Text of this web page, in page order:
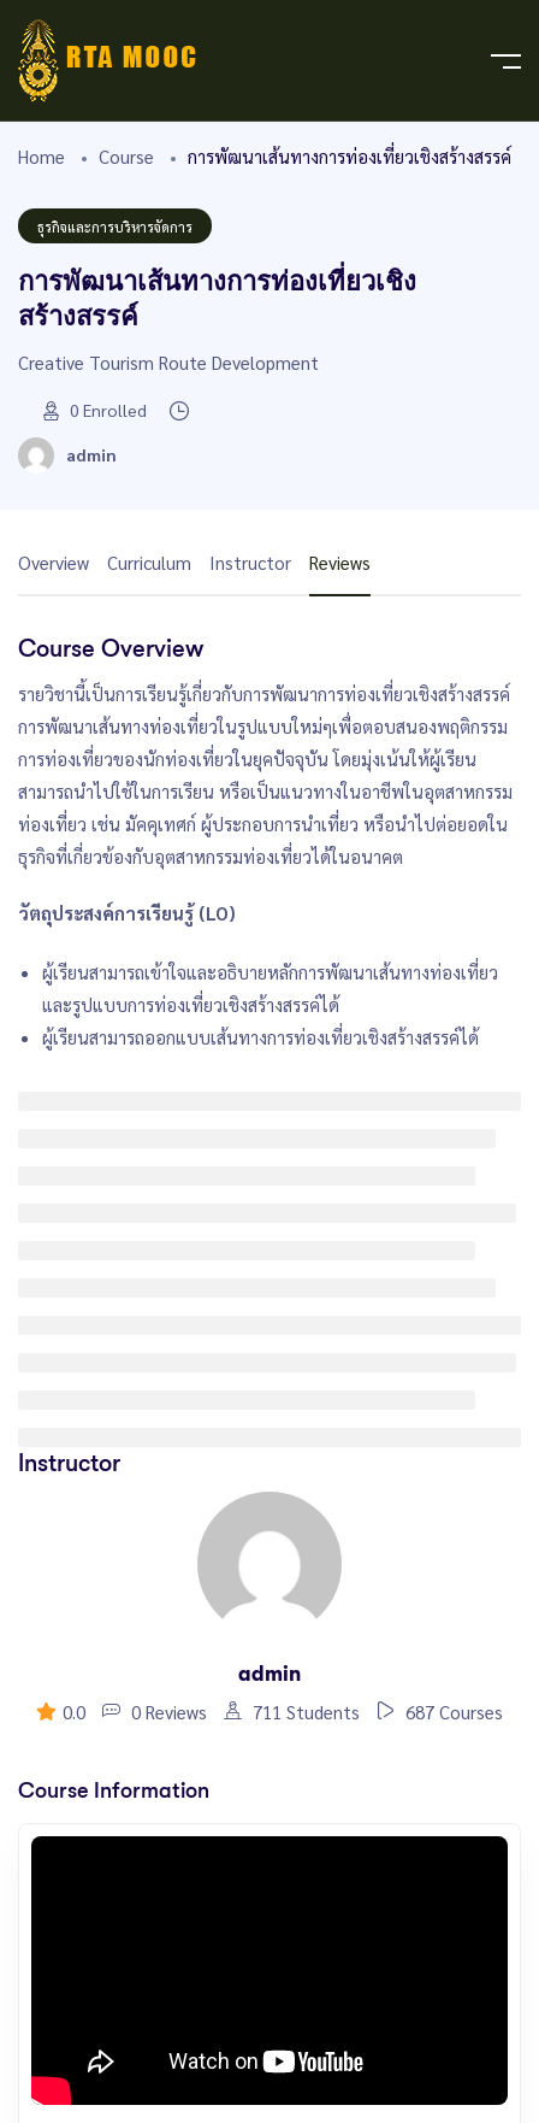
Home Course การพัฒนาเส้นทางการท่องเที่ยวเชิงสร้างสรรค์
ธุรกิจและการบริหารจัดการ
การพัฒนาเส้นทางการท่องเที่ยวเชิง
สร้างสรรค์
Creative Tourism Route Development
0 Enrolled
admin
Overview Curriculum Instructor Reviews
Course Overview
รายวิชานี้เป็นการเรียนรู้เกี่ยวกับการพัฒนาการท่องเที่ยวเชิงสร้างสรรค์
การพัฒนาเส้นทางท่องเที่ยวในรูปแบบใหม่ๆเพื่อตอบสนองพฤติกรรม
การท่องเที่ยวของนักท่องเที่ยวในยุคปัจจุบัน โดยมุ่งเน้นให้ผู้เรียน
สามารถนำไปใช้ในการเรียน หรือเป็นแนวทางในอาชีพในอุตสาหกรรม
ท่องเที่ยว เช่น มัคคุเทศก์ ผู้ประกอบการนำเที่ยว หรือนำไปต่อยอดใน
ธุรกิจที่เกี่ยวข้องกับอุตสาหกรรมท่องเที่ยวได้ในอนาคต
วัตถุประสงค์การเรียนรู้ (LO)
ผู้เรียนสามารถเข้าใจและอธิบายหลักการพัฒนาเส้นทางท่องเที่ยว
และรูปแบบการท่องเที่ยวเชิงสร้างสรรค์ได้
ผู้เรียนสามารถออกแบบเส้นทางการท่องเที่ยวเชิงสร้างสรรค์ได้
Instructor
admin
0.0
0 Reviews 711 Students 687 Courses
Course Information